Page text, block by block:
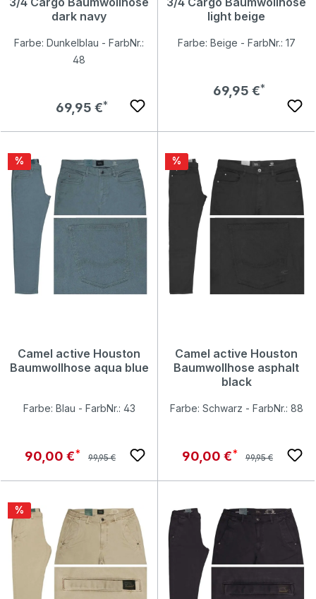
dark navy
Farbe: Dunkelblau - FarbNr.:
48
Regulärer Preis:
69,95 €
light beige
Farbe: Beige - FarbNr.: 17
Regulärer Preis:
69,95 €
Rabatt
%
Camel active Houston
Baumwollhose aqua blue
Farbe: Blau - FarbNr.: 43
Verkaufspreis:
90,00 € Regulärer Preis:
99,95 €
Rabatt
%
Camel active Houston
Baumwollhose asphalt
black
Farbe: Schwarz - FarbNr.: 88
Verkaufspreis:
90,00 € Regulärer Preis:
99,95 €
Rabatt
%